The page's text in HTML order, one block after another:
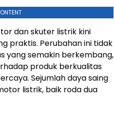
dan skuter listrik kini
praktis. Perubahan ini tidak
yang semakin berkembang,
produk berkualitas
Sejumlah daya saing
listrik, baik roda dua